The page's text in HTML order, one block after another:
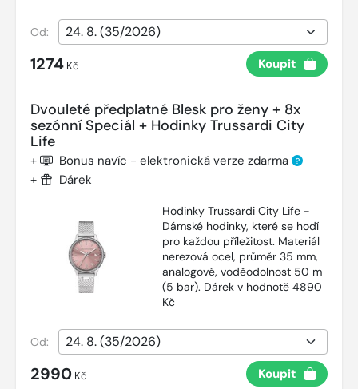
Od:
1274 Kč Koupit
Dvouleté předplatné Blesk pro ženy + 8x
sezónní Speciál + Hodinky Trussardi City
Life
+ Bonus navíc - elektronická verze zdarma ?
+ Dárek
Hodinky Trussardi City Life -
Dámské hodinky, které se hodí
pro každou příležitost. Materiál
nerezová ocel, průměr 35 mm,
analogové, voděodolnost 50 m
(5 bar). Dárek v hodnotě 4890
Kč
Od:
2990 Kč Koupit